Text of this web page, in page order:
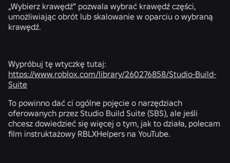
„Wybierz krawędź” pozwala wybrać krawędź części,
umożliwiając obrót lub skalowanie w oparciu o wybraną
krawędź.
Wypróbuj tę wtyczkę tutaj:
https://www.roblox.com/library/260276858/Studio-Build-
Suite
To powinno dać ci ogólne pojęcie o narzędziach
oferowanych przez Studio Build Suite (SBS), ale jeśli
chcesz dowiedzieć się więcej o tym, jak to działa, polecam
film instruktażowy RBLXHelpers na YouTube.